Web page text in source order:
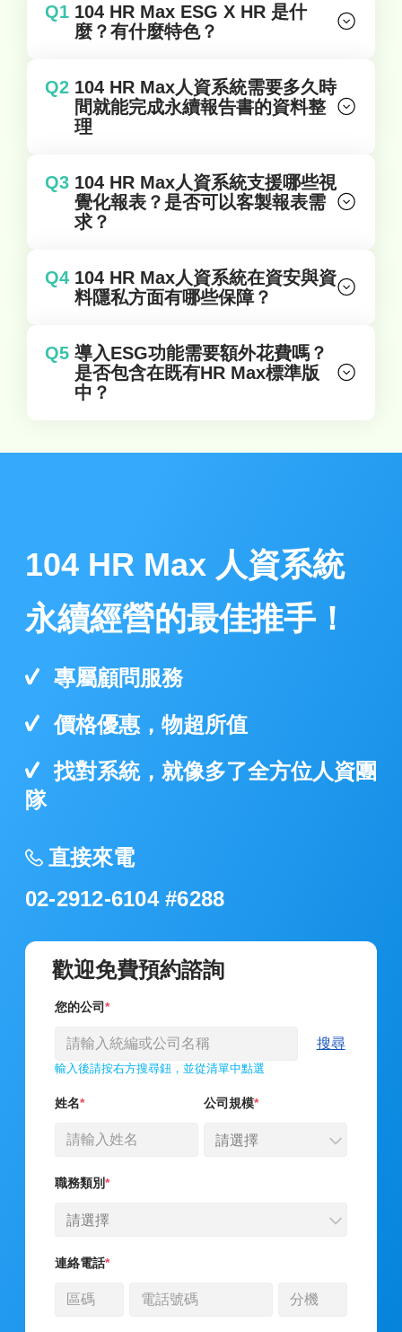
Q1 104 HR Max ESG X HR 是什
麼？有什麼特色？
Q2 104 HR Max人資系統需要多久時
間就能完成永續報告書的資料整
理
Q3 104 HR Max人資系統支援哪些視
覺化報表？是否可以客製報表需
求？
Q4 104 HR Max人資系統在資安與資
料隱私方面有哪些保障？
Q5 導入ESG功能需要額外花費嗎？
是否包含在既有HR Max標準版
中？
104 HR Max 人資系統
永續經營的最佳推手！​
專屬顧問服務​
價格優惠，物超所值
找對系統，就像多了全方位人資團
隊
直接來電
02-2912-6104 #6288
歡迎免費預約諮詢
您的公司
輸入後請按右方搜尋鈕，並從清單中點選
搜尋
姓名 公司規模
請選擇
職務類別
請選擇
連絡電話